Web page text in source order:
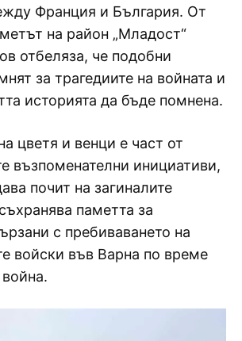
Франция и България. От
на район „Младост“
отбеляза, че подобни
за трагедиите на войната и
историята да бъде помнена.
цветя и венци е част от
възпоменателни инициативи,
почит на загиналите
паметта за
с пребиваването на
войски във Варна по време